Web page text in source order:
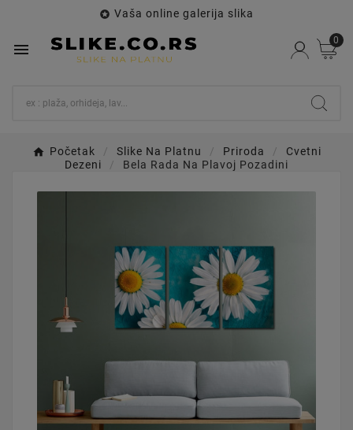
 Vaša online galerija slika

0
Početak Slike Na Platnu Priroda
Cvetni
Dezeni
Bela Rada Na Plavoj Pozadini